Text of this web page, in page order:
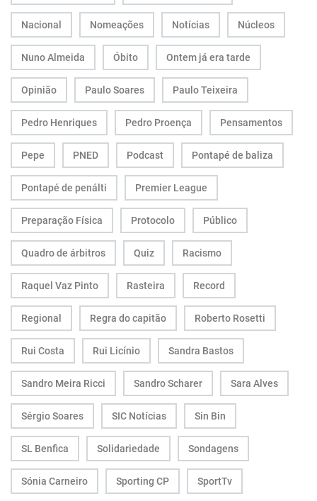
Nacional Nomeações Notícias Núcleos
Nuno Almeida Óbito Ontem já era tarde
Opinião Paulo Soares Paulo Teixeira
Pedro Henriques Pedro Proença Pensamentos
Pepe PNED Podcast Pontapé de baliza
Pontapé de penálti Premier League
Preparação Física Protocolo Público
Quadro de árbitros Quiz Racismo
Raquel Vaz Pinto Rasteira Record
Regional Regra do capitão Roberto Rosetti
Rui Costa Rui Licínio Sandra Bastos
Sandro Meira Ricci Sandro Scharer Sara Alves
Sérgio Soares SIC Notícias Sin Bin
SL Benfica Solidariedade Sondagens
Sónia Carneiro Sporting CP SportTv